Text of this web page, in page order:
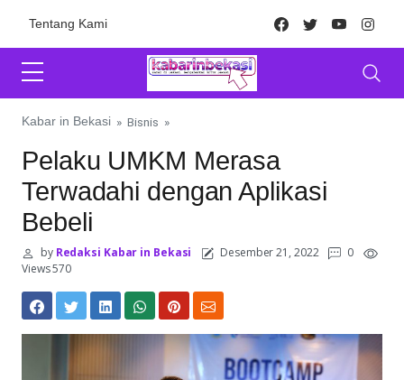
Tentang Kami Facebook
TwitterYoutube
Kabar in Bekasi » Bisnis »
Pelaku UMKM Merasa
Terwadahi dengan Aplikasi
Bebeli
byRedaksi Kabar in Bekasi Desember 21, 2022
0
Views 570